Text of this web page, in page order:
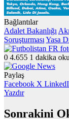
Bağlantılar
Adalet Bakanlığı
Soruşturması Yasa
0 4.655 1 dakika
Paylaş
Facebook X
Yazdır
Sonrakini